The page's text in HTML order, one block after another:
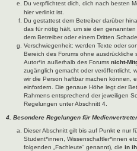
Du verpflichtest dich, dich nach besten
hier verlinkt ist.
Du gestattest dem Betreiber darüber
das für nötig hält, um sie den
dem Betreiber oder einem Dritten
Verschwiegenheit: werden Texte oder
Bereich des Forums ohne ausdrückliche
Autor*in außerhalb des Forums nicht-
zugänglich gemacht oder veröffentlicht,
wir die Person haftbar machen können,
einfordern. Die genaue Höhe legt der
Rahmens entsprechend der jeweiligen
Regelungen unter Abschnitt 4.
4. Besondere Regelungen für
Dieser Abschnitt gilt bis auf Punkt e nur
Student*innen, Wissenschaftler*innen
folgenden „Fachleute“ genannt), die in